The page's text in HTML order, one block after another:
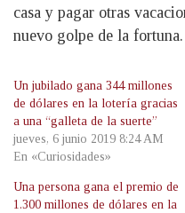
casa y pagar otras
nuevo golpe de la fortuna.
Un jubilado gana 344 millones
de dólares en la lotería gracias
a una “galleta de la suerte”
jueves, 6 junio 2019 8:24 AM
En «Curiosidades»
Una persona gana el premio de
1.300 millones de dólares en la